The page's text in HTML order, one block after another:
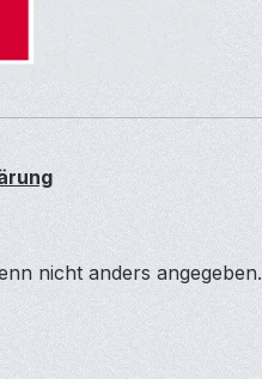
nicht anders angegeben.